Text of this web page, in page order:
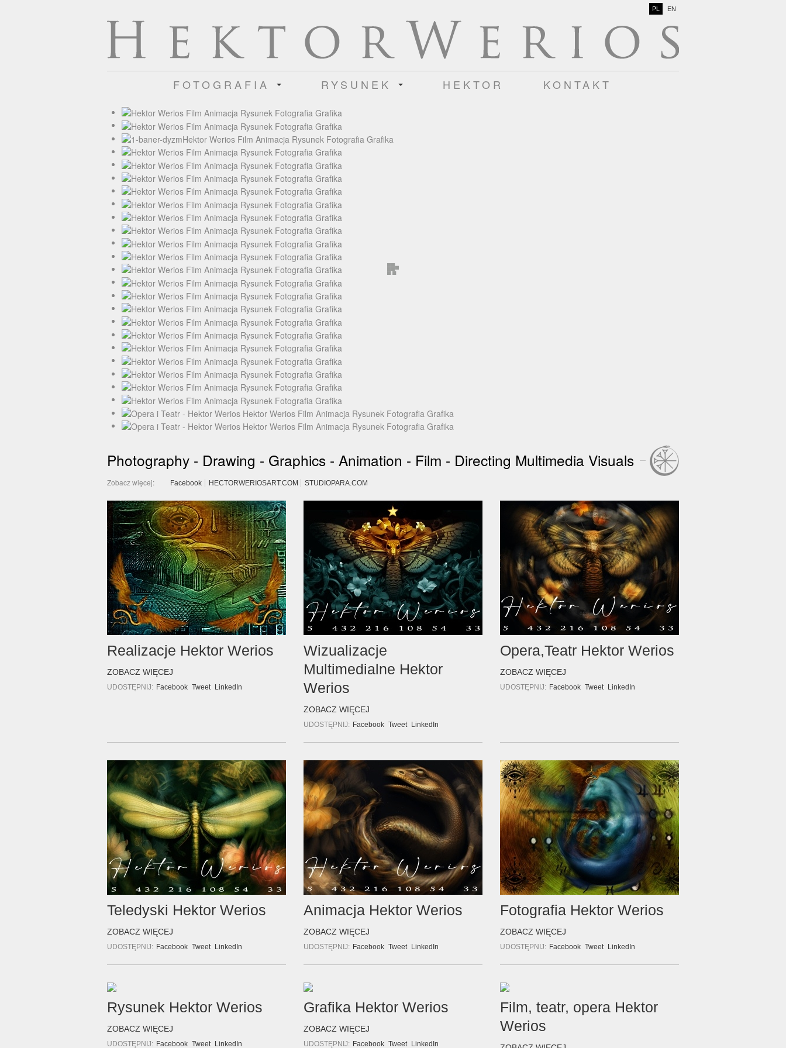
PL EN
FOTOGRAFIA RYSUNEK HEKTOR KONTAKT
Photography - Drawing - Graphics - Animation - Film - Directing Multimedia Visuals
Zobacz więcej: Facebook HECTORWERIOSART.COM STUDIOPARA.COM
Realizacje Hektor Werios
ZOBACZ WIĘCEJ
UDOSTĘPNIJ: Facebook Tweet LinkedIn
Wizualizacje
Multimedialne Hektor
Werios
ZOBACZ WIĘCEJ
UDOSTĘPNIJ: Facebook Tweet LinkedIn
Opera,Teatr Hektor Werios
ZOBACZ WIĘCEJ
UDOSTĘPNIJ: Facebook Tweet LinkedIn
Teledyski Hektor Werios
ZOBACZ WIĘCEJ
UDOSTĘPNIJ: Facebook Tweet LinkedIn
Animacja Hektor Werios
ZOBACZ WIĘCEJ
UDOSTĘPNIJ: Facebook Tweet LinkedIn
Fotografia Hektor Werios
ZOBACZ WIĘCEJ
UDOSTĘPNIJ: Facebook Tweet LinkedIn
Rysunek Hektor Werios
ZOBACZ WIĘCEJ
UDOSTĘPNIJ: Facebook Tweet LinkedIn
Grafika Hektor Werios
ZOBACZ WIĘCEJ
UDOSTĘPNIJ: Facebook Tweet LinkedIn
Film, teatr, opera Hektor
Werios